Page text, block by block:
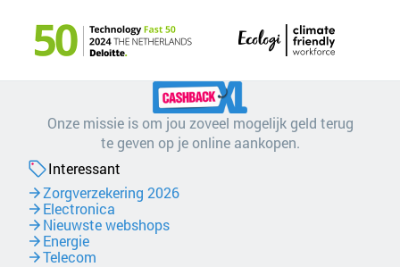
Onze missie is om jou zoveel mogelijk geld terug
te geven op je online aankopen.
Interessant
Zorgverzekering 2026
Electronica
Nieuwste webshops
Energie
Telecom